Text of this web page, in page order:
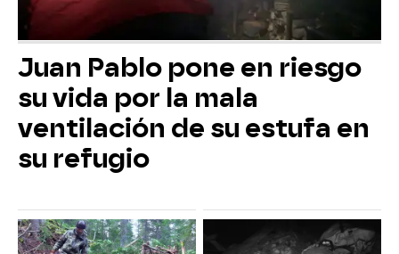
Juan Pablo pone en riesgo
su vida por la mala
ventilación de su estufa en
su refugio